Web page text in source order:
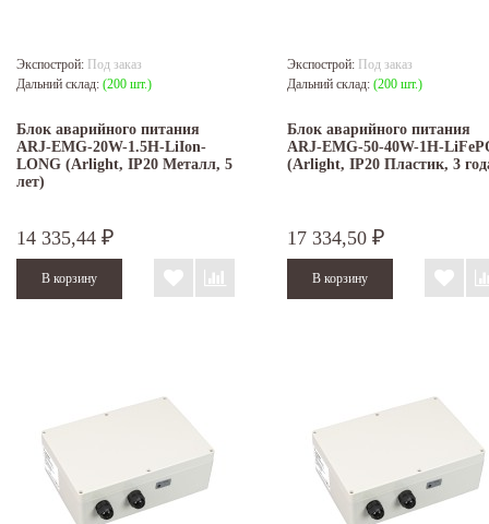
Экспострой: Под заказ
Дальний склад: (200 шт.)
Блок аварийного питания
ARJ-EMG-20W-1.5H-LiIon-
LONG (Arlight, IP20 Металл, 5
лет)
14 335,44 ₽
Экспострой: Под заказ
Дальний склад: (200 шт.)
Блок аварийного питания
ARJ-EMG-50-40W-1H-
(Arlight, IP20 Пластик, 3
17 334,50 ₽